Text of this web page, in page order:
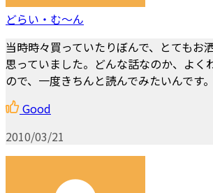
どらい・む～ん
当時時々買っていたりぼんで、とてもお
思っていました。どんな話なのか、よく
ので、一度きちんと読んでみたいんです。
Good
2010/03/21